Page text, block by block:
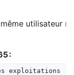
utilisateur
:
exploitations